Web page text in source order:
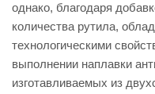
однако, благодаря
количества рутила,
технологическими
выполнении наплавки
изготавливаемых из